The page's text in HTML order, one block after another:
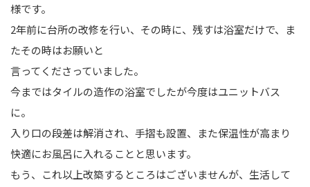
様です。
2年前に台所の改修を行い、その時に、残すは浴室だけで、ま
たその時はお願いと
言ってくださっていました。
今まではタイルの造作の浴室でしたが今度はユニットバス
に。
入り口の段差は解消され、手摺も設置、また保温性が高まり
快適にお風呂に入れることと思います。
もう、これ以上改築するところはございませんが、生活して